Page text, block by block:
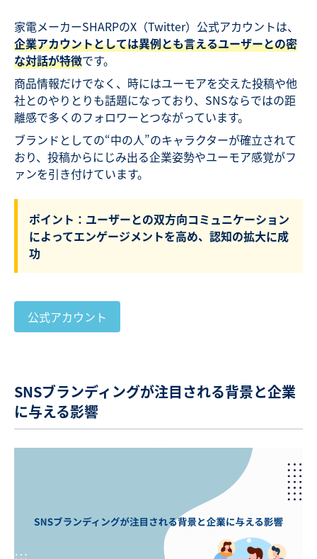
家電メーカーSHARPのX（Twitter）公式アカウントは、
企業アカウントとしては異例とも言えるユーザーとの密
な対話が特徴です。
商品情報だけでなく、時にはユーモアを交えた投稿や他
社とのやりとりも話題になっており、SNSならではの距
離感で多くのフォロワーとつながっています。
ブランドとしての“中の人”のキャラクターが確立されて
おり、投稿からにじみ出る企業姿勢やユーモア感覚がフ
ァンを引き付けています。
ポイント：ユーザーとの双方向コミュニケーション
によってエンゲージメントを高め、認知の拡大に成
功
公式アカウント
SNSブランディングが注目される背景と企業
に与える影響